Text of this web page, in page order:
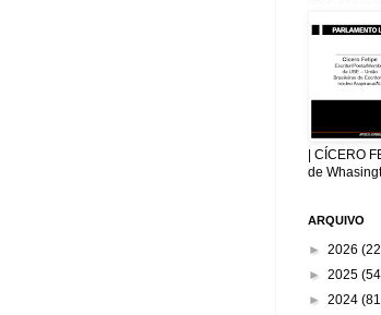
| CÍCERO
de
ARQUIVO
► 2026
► 2025
► 2024